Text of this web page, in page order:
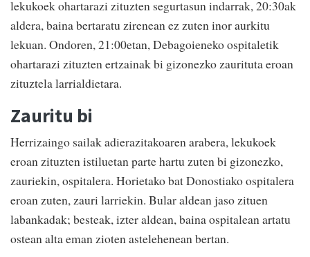
lekukoek ohartarazi zituzten segurtasun indarrak, 20:30ak
aldera, baina bertaratu zirenean ez zuten inor aurkitu
lekuan. Ondoren, 21:00etan, Debagoieneko ospitaletik
ohartarazi zituzten ertzainak bi gizonezko zaurituta eroan
zituztela larrialdietara.
Zauritu bi
Herrizaingo sailak adierazitakoaren arabera, lekukoek
eroan zituzten istiluetan parte hartu zuten bi gizonezko,
zauriekin, ospitalera. Horietako bat Donostiako ospitalera
eroan zuten, zauri larriekin. Bular aldean jaso zituen
labankadak; besteak, izter aldean, baina ospitalean artatu
ostean alta eman zioten astelehenean bertan.